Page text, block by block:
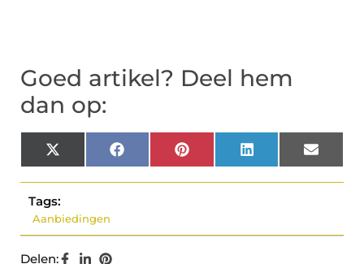
Goed artikel? Deel hem
dan op:
X
(Twitter)
Facebook Pinterest LinkedIn Email
Tags:
Aanbiedingen
Delen: